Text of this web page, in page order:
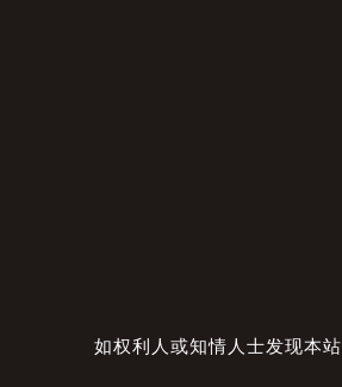
如权利人或知情人士发现本